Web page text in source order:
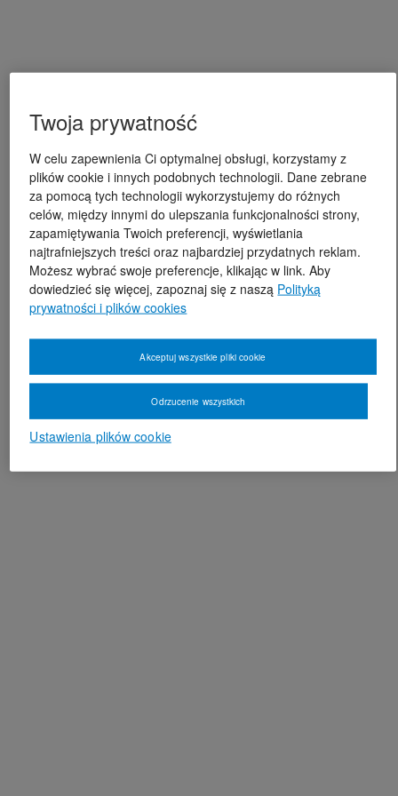
Twoja prywatność
W celu zapewnienia Ci optymalnej obsługi, korzystamy z
plików cookie i innych podobnych technologii. Dane zebrane
za pomocą tych technologii wykorzystujemy do różnych
celów, między innymi do ulepszania funkcjonalności strony,
zapamiętywania Twoich preferencji, wyświetlania
najtrafniejszych treści oraz najbardziej przydatnych reklam.
Możesz wybrać swoje preferencje, klikając w link. Aby
dowiedzieć się więcej, zapoznaj się z naszą Polityką
prywatności i plików cookies
Ustawienia plików cookie
Odrzucenie wszystkich
Akceptuj wszystkie pliki cookie